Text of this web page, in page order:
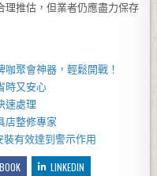
理推估，但業者仍應盡力保存
咖聚會神器，輕鬆開戰！
時又安心
速處理
店整修專家
裝有效達到警示作用
LINKEDIN